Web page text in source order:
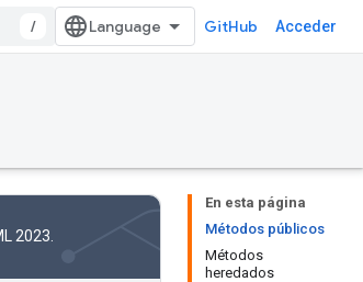
/ GitHub Acceder
En esta página
Métodos públicos
Métodos
heredados
2023.